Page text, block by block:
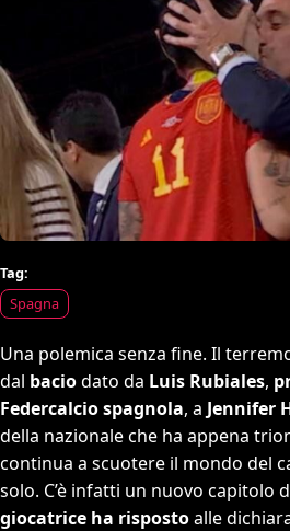
Tag:
Spagna
Una polemica senza fine. Il
dal baciodato da Luis Rubiales,
Federcalcio spagnola, a Jennifer
della nazionale che ha appena
continua a scuotere il mondo del
solo. C’è infatti un nuovo capitolo
giocatrice ha rispostoalle